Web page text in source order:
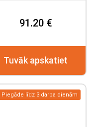
91.20 €
Tuvāk apskatiet
Piegāde līdz 3 darba dienām